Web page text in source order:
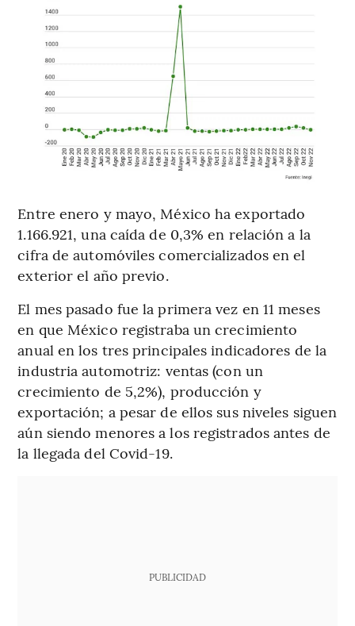
Entre enero y mayo, México ha exportado
1.166.921, una caída de 0,3% en relación a la
cifra de automóviles comercializados en el
exterior el año previo.
El mes pasado fue la primera vez en 11 meses
en que México registraba un crecimiento
anual en los tres principales indicadores de la
industria automotriz: ventas (con un
crecimiento de 5,2%), producción y
exportación; a pesar de ellos sus niveles siguen
aún siendo menores a los registrados antes de
la llegada del Covid-19.
PUBLICIDAD